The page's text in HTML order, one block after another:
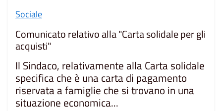
Sociale
Comunicato relativo alla "Carta solidale per gli
acquisti"
Il Sindaco, relativamente alla Carta solidale
specifica che è una carta di pagamento
riservata a famiglie che si trovano in una
situazione economica...